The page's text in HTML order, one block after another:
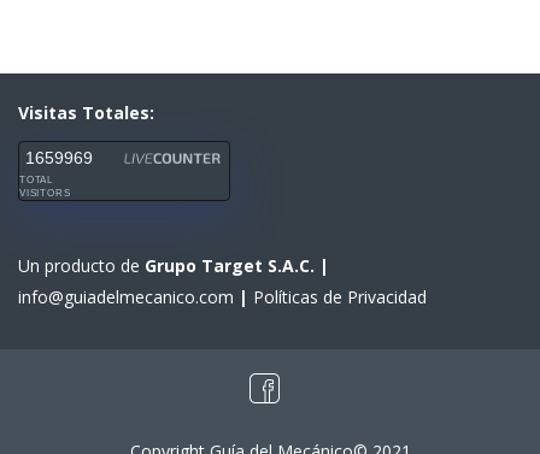
Visitas Totales:
1659969
TOTAL
VISITORS
Un producto de Grupo Target S.A.C. |
info@guiadelmecanico.com | Políticas de Privacidad